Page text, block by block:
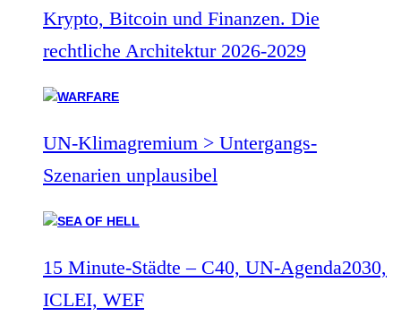
Krypto, Bitcoin und Finanzen. Die
rechtliche Architektur 2026-2029
UN-Klimagremium > Untergangs-
Szenarien unplausibel
15 Minute-Städte – C40, UN-Agenda2030,
ICLEI, WEF